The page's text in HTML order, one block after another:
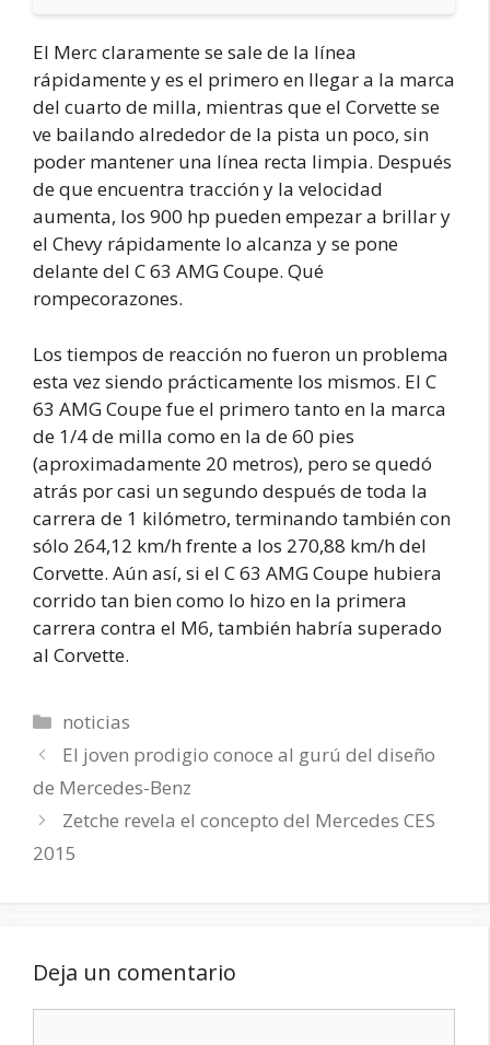
El Merc claramente se sale de la línea
rápidamente y es el primero en llegar a la marca
del cuarto de milla, mientras que el Corvette se
ve bailando alrededor de la pista un poco, sin
poder mantener una línea recta limpia. Después
de que encuentra tracción y la velocidad
aumenta, los 900 hp pueden empezar a brillar y
el Chevy rápidamente lo alcanza y se pone
delante del C 63 AMG Coupe. Qué
rompecorazones.
Los tiempos de reacción no fueron un problema
esta vez siendo prácticamente los mismos. El C
63 AMG Coupe fue el primero tanto en la marca
de 1/4 de milla como en la de 60 pies
(aproximadamente 20 metros), pero se quedó
atrás por casi un segundo después de toda la
carrera de 1 kilómetro, terminando también con
sólo 264,12 km/h frente a los 270,88 km/h del
Corvette. Aún así, si el C 63 AMG Coupe hubiera
corrido tan bien como lo hizo en la primera
carrera contra el M6, también habría superado
al Corvette.
Categorías
noticias
El joven prodigio conoce al gurú del diseño
de Mercedes-Benz
Zetche revela el concepto del Mercedes CES
2015
Deja un comentario